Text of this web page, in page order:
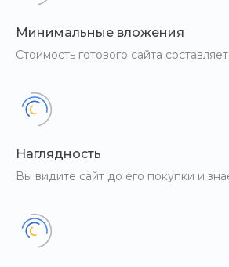
Минимальные вложения
Стоимость готового сайта
Наглядность
Вы видите сайт до его покупки и